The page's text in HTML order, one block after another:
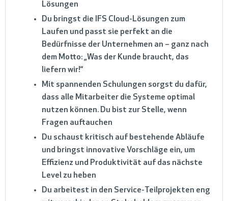
Lösungen
Du bringst die IFS Cloud-Lösungen zum
Laufen und passt sie perfekt an die
Bedürfnisse der Unternehmen an – ganz nach
dem Motto: „Was der Kunde braucht, das
liefern wir!“
Mit spannenden Schulungen sorgst du dafür,
dass alle Mitarbeiter die Systeme optimal
nutzen können. Du bist zur Stelle, wenn
Fragen auftauchen
Du schaust kritisch auf bestehende Abläufe
und bringst innovative Vorschläge ein, um
Effizienz und Produktivität auf das nächste
Level zu heben
Du arbeitest in den Service-Teilprojekten eng